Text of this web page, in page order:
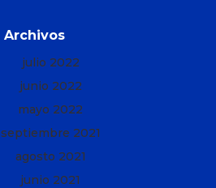
Archivos
julio 2022
junio 2022
mayo 2022
septiembre 2021
agosto 2021
junio 2021